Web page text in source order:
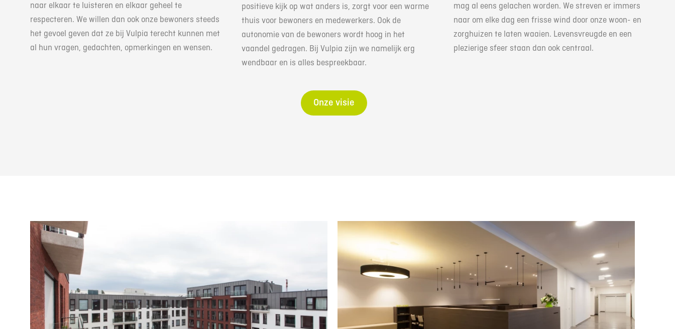
naar elkaar te luisteren en elkaar geheel te
respecteren. We willen dan ook onze bewoners steeds
het gevoel geven dat ze bij Vulpia terecht kunnen met
al hun vragen, gedachten, opmerkingen en wensen.
positieve kijk op wat anders is, zorgt voor een warme
thuis voor bewoners en medewerkers. Ook de
autonomie van de bewoners wordt hoog in het
vaandel gedragen. Bij Vulpia zijn we namelijk erg
wendbaar en is alles bespreekbaar.
mag al eens gelachen worden. We streven er immers
naar om elke dag een frisse wind door onze woon- en
zorghuizen te laten waaien. Levensvreugde en een
plezierige sfeer staan dan ook centraal.
Onze visie